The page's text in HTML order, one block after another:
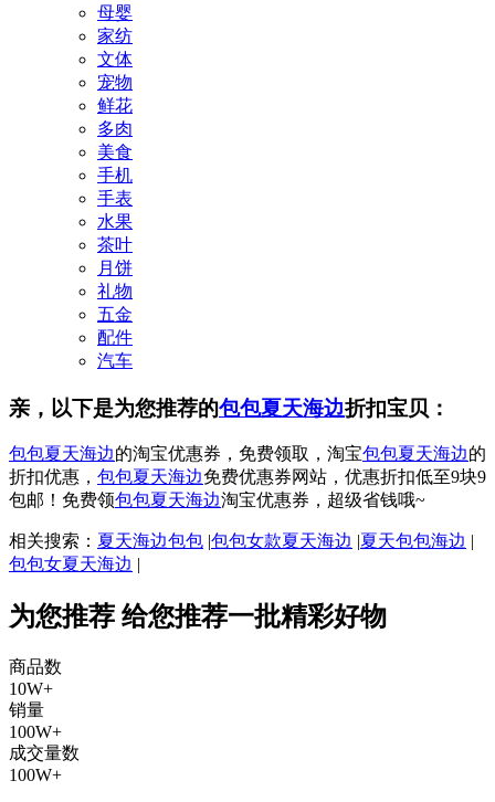
母婴
家纺
文体
宠物
鲜花
多肉
美食
手机
手表
水果
茶叶
月饼
礼物
五金
配件
汽车
亲，以下是为您推荐的包包夏天海边折扣宝贝：
包包夏天海边的淘宝优惠券，免费领取，淘宝包包夏天海边的
折扣优惠， 包包夏天海边免费优惠券网站，优惠折扣低至9块9
包邮！免费领包包夏天海边淘宝优惠券，超级省钱哦~
相关搜索： 夏天海边包包 |包包女款夏天海边 |夏天包包海边 |
包包女夏天海边 |
为您推荐 给您推荐一批精彩好物
商品数
10W+
销量
100W+
成交量数
100W+